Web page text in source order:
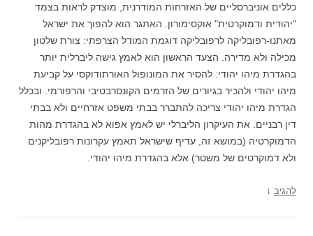
כללים אוניברסליים של האזרחות המודרנית, מוצדק לראות בצמד
"יהודית ודמוקרטית" אוקסימורון. האתגר הוא להפוך את ישראל
מאתנו-רפובליקה לרפובליקה דוגמת המודל הצרפתי: צורת שלטון
מכילה ולא מדירה. הצעד הראשון הוא לאמץ גישה ליברלית יותר
בהגדרת מיהו יהודי: להסיר את המונופול האורתודוקסי על קביעת
מיהו יהודי ולהכיר בגיורים של הזרמים הקונסרבטיבי והרפורמי. ובכלל
הגדרת מיהו יהודי צריכה להתברר בבתי משפט אזרחיים ולא בבתי
דין רבניים. את העיקרון הליברלי יש לאמץ אפוא לא בהגדרת מהות
הדמוקרטיה (במושא זה, עדיף שישראל תאמץ עקרונות רפובליקנים
ולא דמוקרטים של משטר) אלא בהגדרת מיהו יהודי.
להגיב ↓